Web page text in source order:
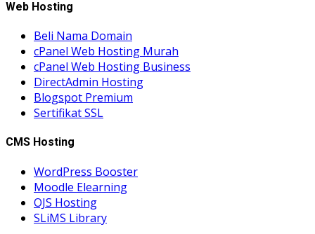
Web Hosting
Beli Nama Domain
cPanel Web Hosting Murah
cPanel Web Hosting Business
DirectAdmin Hosting
Blogspot Premium
Sertifikat SSL
CMS Hosting
WordPress Booster
Moodle Elearning
OJS Hosting
SLiMS Library